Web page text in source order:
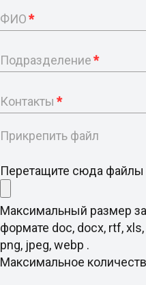
ФИО*
Подразделение*
Контакты *
Прикрепить файл
Перетащите сюда
Максимальный размер
формате doc, docx, rtf,
png, jpeg, webp .
Максимальное